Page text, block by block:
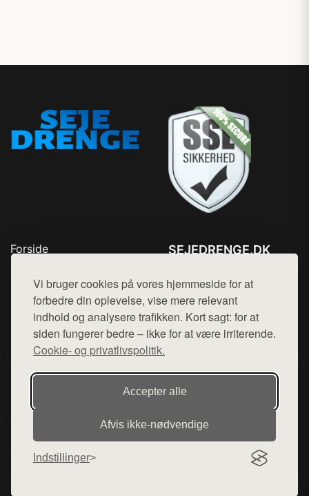
Vi bruger cookies på vores hjemmeside for at
forbedre din oplevelse, vise mere relevant
indhold og analysere trafikken. Kort sagt: for at
siden fungerer bedre – ikke for at være irriterende.
Cookie- og privatlivspolitik.
Accepter alle
Afvis ikke‑nødvendige
Indstillinger
Forside
Top Rabatter
Kontakt
SEJEDRENGE.DK
Mail: hej@want.dk
Cookie- og privatlivspolitik
Denne side er en del af want.dk, der udgiver en række
hjemmesider med præsentation af forskellige produkter fra
diverse webshops. Der sælges ikke varer fra denne side - vi
henviser til de shops, som sælger varen. Vi har heller ikke
varerne på lager.